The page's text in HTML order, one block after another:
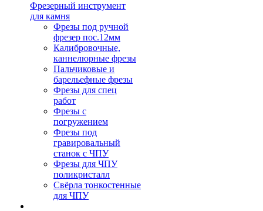
Фрезерный инструмент
для камня
Фрезы под ручной
фрезер пос.12мм
Калибровочные,
каннелюрные фрезы
Пальчиковые и
барельефные фрезы
Фрезы для спец
работ
Фрезы с
погружением
Фрезы под
гравировальный
станок с ЧПУ
Фрезы для ЧПУ
поликристалл
Свёрла тонкостенные
для ЧПУ